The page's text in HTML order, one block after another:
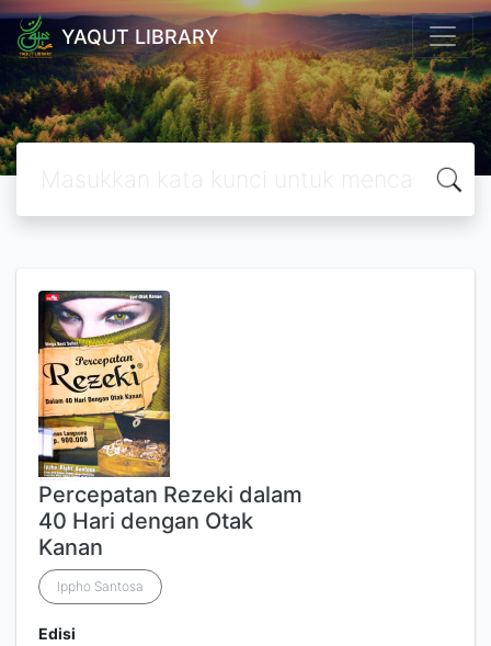
YAQUT LIBRARY
Percepatan Rezeki dalam
40 Hari dengan Otak
Kanan
Ippho Santosa
Edisi